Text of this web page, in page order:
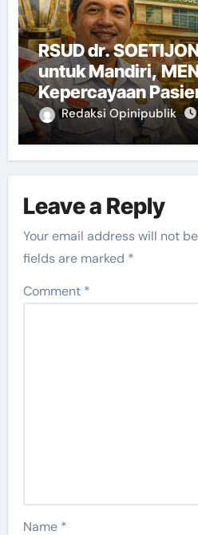
RSUD dr.
untuk Mandiri,
Kepercayaan
Redaksi Opinipublik
Leave a Reply
Your email address will not
fields are marked *
Comment *
Name *